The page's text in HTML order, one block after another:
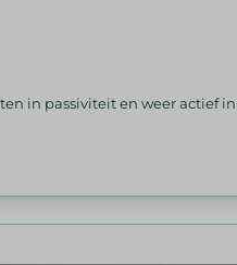
in passiviteit en weer actief